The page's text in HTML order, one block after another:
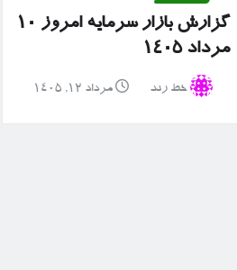
گزارش بازار سرمایه امروز ۱۰
مرداد ۱۴۰۵
خط رند مرداد ۱۲, ۱۴۰۵